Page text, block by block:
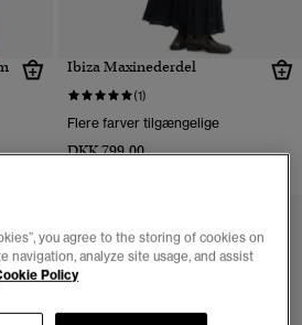
Ibiza Maxinederdel
(1)
Flere farver tilgængelige
DKK 799,00
you agree to the storing of cookies on
navigation, analyze site usage, and assist
Policy